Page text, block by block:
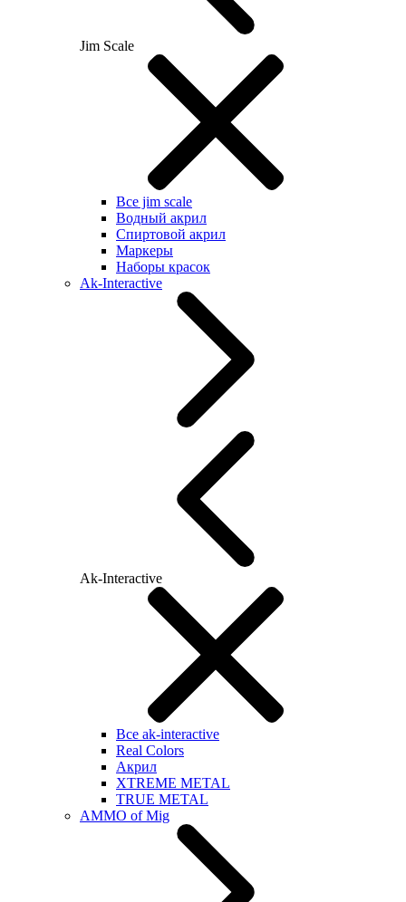
Jim Scale
Все jim scale
Водный акрил
Спиртовой акрил
Маркеры
Наборы красок
Ak-Interactive
Ak-Interactive
Все ak-interactive
Real Colors
Акрил
XTREME METAL
TRUE METAL
AMMO of Mig